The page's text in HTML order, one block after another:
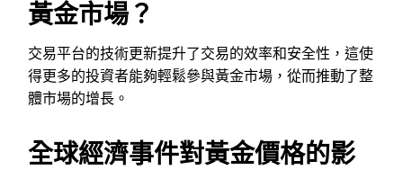
黃金市場？
交易平台的技術更新提升了交易的效率和安全性，這使
得更多的投資者能夠輕鬆參與黃金市場，從而推動了整
體市場的增長。
全球經濟事件對黃金價格的影